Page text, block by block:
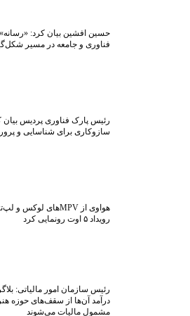
حسین افشین بیان کرد:
فناوری و جامعه در مسیر
رئیس پارک فناوری پردیس بیان
سازوکاری برای شناسایی و
رویداد ۵ اوت رونمایی کرد
رئیس سازمان امور مالیاتی:
درآمد آن‌ها از سقف‌های حوزه
مشمول مالیات می‌شوند